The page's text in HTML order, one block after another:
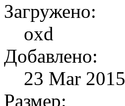
Загружено:
oxd
Добавлено:
23 Mar 2015
Размер: